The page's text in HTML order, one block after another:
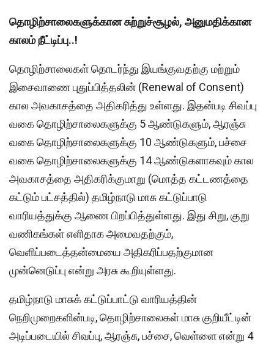
தொழிற்சாலைகளுக்கான சுற்றுச்சூழல், அனுமதிக்கான
காலம் நீட்டிப்பு..!
தொழிற்சாலைகள் தொடர்ந்து இயங்குவதற்கு மற்றும்
இசைவாணை புதுப்பித்தலின் (Renewal of Consent)
கால அவகாசத்தை அதிகரித்து உள்ளது. இதன்படி சிவப்பு
வகை தொழிற்சாலைகளுக்கு 5 ஆண்டுகளும், ஆரஞ்சு
வகை தொழிற்சாலைகளுக்கு 10 ஆண்டுகளும், பச்சை
வகை தொழிற்சாலைகளுக்கு 14 ஆண்டுகளாகவும் கால
அவகாசத்தை அதிகரிக்குமாறு (மொத்த கட்டணத்தை
கட்டும் பட்சத்தில்) தமிழ்நாடு மாசு கட்டுப்பாடு
வாரியத்துக்கு ஆணை பிறப்பித்துள்ளது. இது சிறு, குறு
வணிகங்கள் எளிதாக அமைவதற்கும்,
வெளிப்படைத்தன்மையை அதிகரிப்பதற்குமான
முன்னெடுப்பு என்று அரசு கூறியுள்ளது.
தமிழ்நாடு மாசுக் கட்டுப்பாட்டு வாரியத்தின்
நெறிமுறைகளின்படி, தொழிற்சாலைகள் மாசு குறியீட்டின்
அடிப்படையில் சிவப்பு, ஆரஞ்சு, பச்சை, வெள்ளை என்று 4